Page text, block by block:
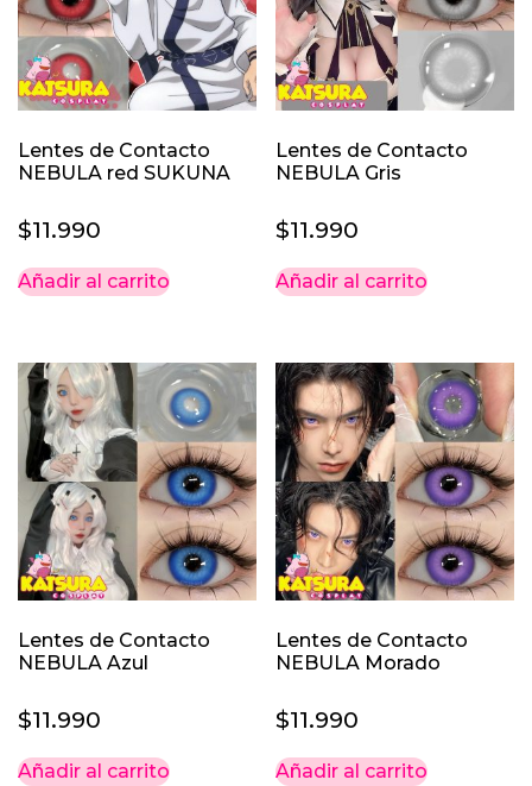
Lentes de Contacto
NEBULA red SUKUNA
$11.990
Añadir al carrito
Lentes de Contacto
NEBULA Gris
$11.990
Añadir al carrito
Lentes de Contacto
NEBULA Azul
$11.990
Añadir al carrito
Lentes de Contacto
NEBULA Morado
$11.990
Añadir al carrito